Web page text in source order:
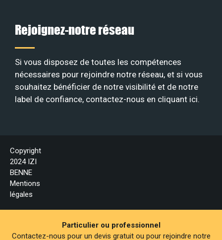
Rejoignez-notre réseau
Si vous disposez de toutes les compétences
nécessaires pour rejoindre notre réseau, et si vous
souhaitez bénéficier de notre visibilité et de notre
label de confiance, contactez-nous en cliquant ici.
Copyright
2024 IZI
BENNE
Mentions
légales
Particulier ou professionnel
Contactez-nous pour un devis gratuit ou pour rejoindre notre